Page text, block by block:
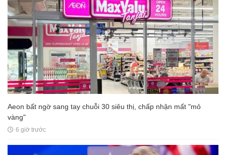
Aeon bất ngờ sang tay chuỗi 30 siêu thị, chấp nhận mất "mỏ
vàng"
6 giờ trước